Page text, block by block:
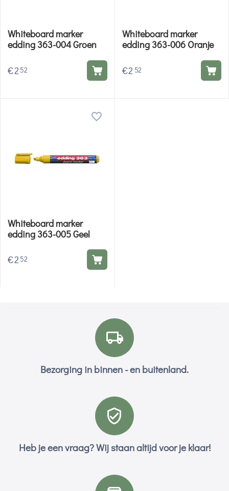
Whiteboard marker
edding 363-004 Groen
€2 52
Whiteboard marker
edding 363-006 Oranje
€2 52
Whiteboard marker
edding 363-005 Geel
€2 52
Bezorging in binnen - en buitenland.
Heb je een vraag? Wij staan altijd voor je klaar!